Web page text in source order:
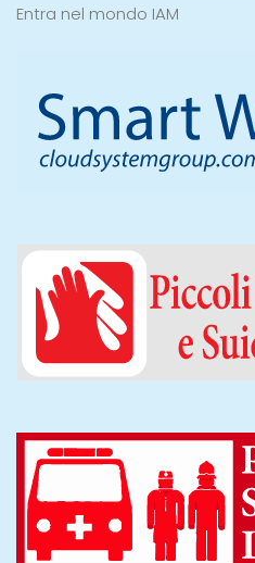
Entra nel mondo IAM